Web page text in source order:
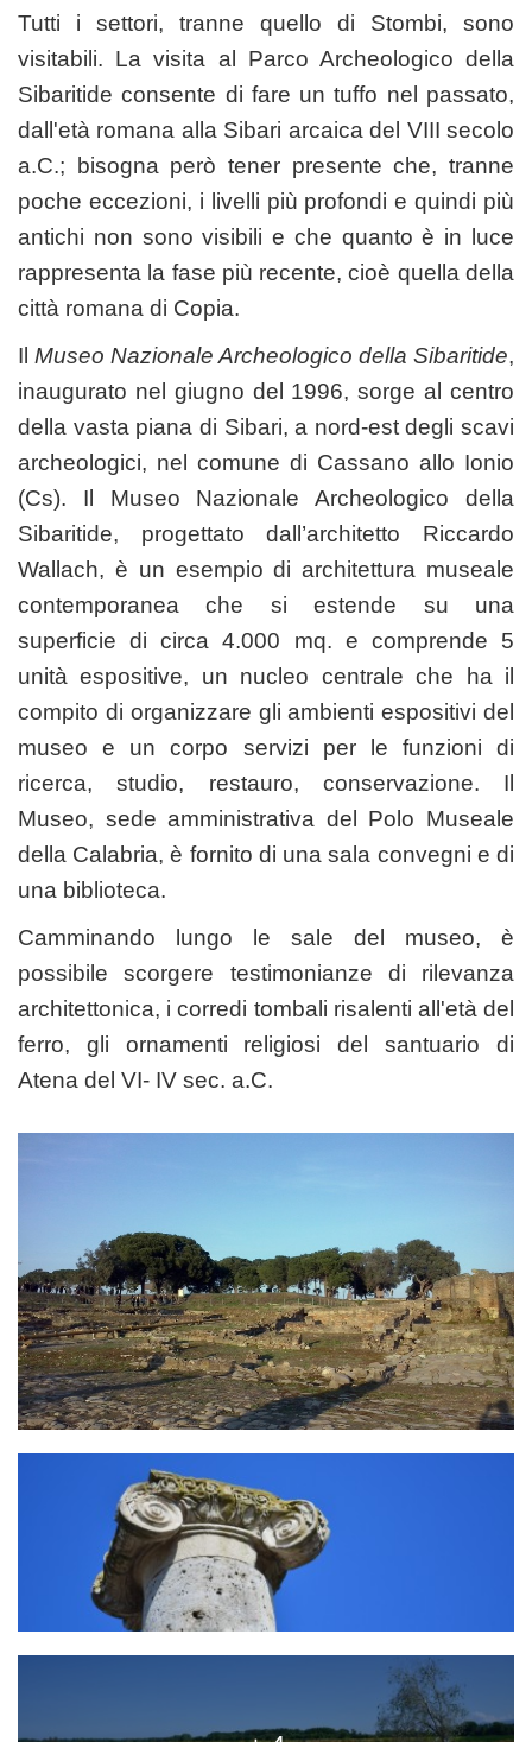
Tutti i settori, tranne quello di Stombi, sono
visitabili. La visita al Parco Archeologico della
Sibaritide consente di fare un tuffo nel passato,
dall'età romana alla Sibari arcaica del VIII secolo
a.C.; bisogna però tener presente che, tranne
poche eccezioni, i livelli più profondi e quindi più
antichi non sono visibili e che quanto è in luce
rappresenta la fase più recente, cioè quella della
città romana di Copia.
Il Museo Nazionale Archeologico della Sibaritide,
inaugurato nel giugno del 1996, sorge al centro
della vasta piana di Sibari, a nord-est degli scavi
archeologici, nel comune di Cassano allo Ionio
(Cs). Il Museo Nazionale Archeologico della
Sibaritide, progettato dall’architetto Riccardo
Wallach, è un esempio di architettura museale
contemporanea che si estende su una
superficie di circa 4.000 mq. e comprende 5
unità espositive, un nucleo centrale che ha il
compito di organizzare gli ambienti espositivi del
museo e un corpo servizi per le funzioni di
ricerca, studio, restauro, conservazione. Il
Museo, sede amministrativa del Polo Museale
della Calabria, è fornito di una sala convegni e di
una biblioteca.
Camminando lungo le sale del museo, è
possibile scorgere testimonianze di rilevanza
architettonica, i corredi tombali risalenti all'età del
ferro, gli ornamenti religiosi del santuario di
Atena del VI- IV sec. a.C.